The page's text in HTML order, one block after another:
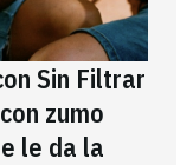
Sin Filtrar
zumo
le da la